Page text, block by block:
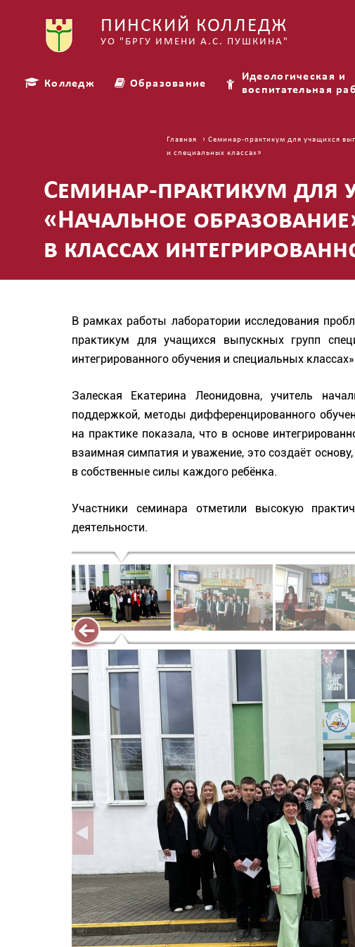
ПИНСКИЙ КОЛЛЕДЖ
УО "БРГУ ИМЕНИ А.С. ПУШКИНА"
Колледж Образование
Идеологическая и
воспитательная
Главная
› Семинар-практикум для учащихся
и специальных классах»
Семинар-практикум для
«Начальное
в классах
В рамках работы лаборатории исследования
практикум для учащихся выпускных групп
интегрированного обучения и специальных
Залеская Екатерина Леонидовна, учитель
поддержкой, методы дифференцированного
на практике показала, что в основе
взаимная симпатия и уважение, это создаёт
в собственные силы каждого ребёнка.
Участники семинара отметили высокую
деятельности.